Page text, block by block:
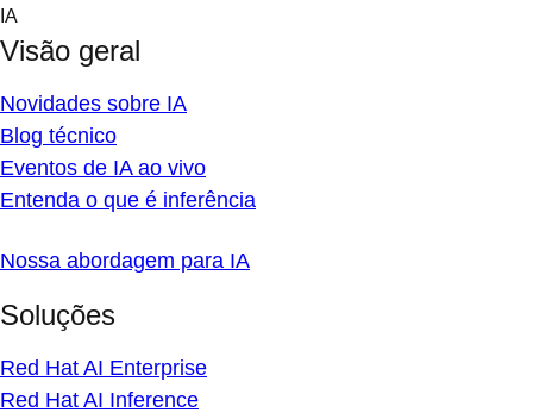
Skip
content
IA
Visão geral
Novidades sobre IA
Blog técnico
Eventos de IA ao vivo
Entenda o que é inferência
Nossa abordagem para IA
Soluções
Red Hat AI Enterprise
Red Hat AI Inference